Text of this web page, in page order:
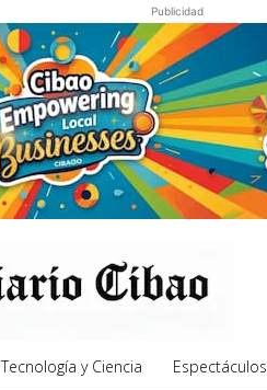
Publicidad
Tecnología y Ciencia Espectáculos